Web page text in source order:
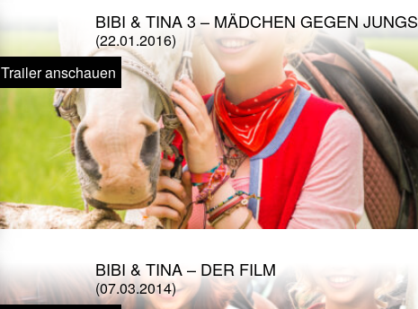
BIBI & TINA 3 – MÄDCHEN GEGEN JUNGS
(22.01.2016)
Trailer anschauen
BIBI & TINA – DER FILM
(07.03.2014)